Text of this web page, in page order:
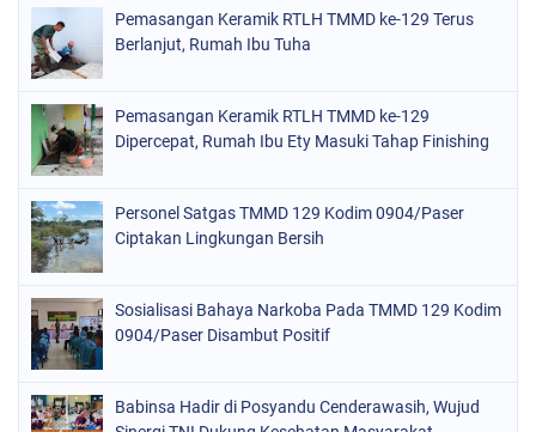
Pemasangan Keramik RTLH TMMD ke-129 Terus
Berlanjut, Rumah Ibu Tuha
Pemasangan Keramik RTLH TMMD ke-129
Dipercepat, Rumah Ibu Ety Masuki Tahap Finishing
Personel Satgas TMMD 129 Kodim 0904/Paser
Ciptakan Lingkungan Bersih
Sosialisasi Bahaya Narkoba Pada TMMD 129 Kodim
0904/Paser Disambut Positif
Babinsa Hadir di Posyandu Cenderawasih, Wujud